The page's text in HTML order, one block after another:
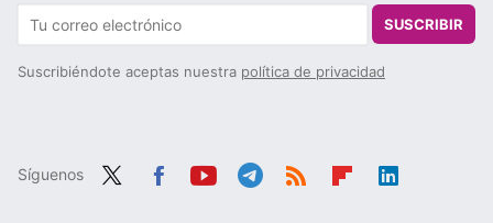
SUSCRIBIR
Suscribiéndote aceptas nuestra política de privacidad
Síguenos